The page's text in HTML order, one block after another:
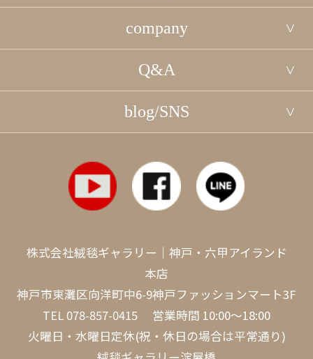
company
Q&A
blog/SNS
株式会社絨毯ギャラリー｜神戸・六甲アイランド
本店
神戸市東灘区向洋町中6-9神戸ファッションマート3F
TEL 078-857-0415 営業時間 10:00～18:00
火曜日・水曜日定休(祝・休日の場合は平常通り)